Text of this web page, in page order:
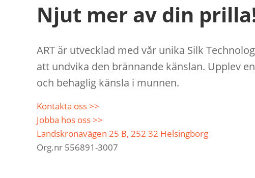
Njut mer av din
ART är utvecklad med vår unika Silk
att undvika den brännande känslan. Upplev
och behaglig känsla i munnen.
Kontakta oss >>
Jobba hos oss >>
Landskronavägen 25 B, 252 32 Helsingborg
Org.nr 556891-3007